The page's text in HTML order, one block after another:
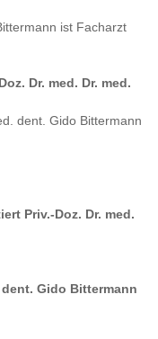
ist Facharzt
Dr. med. Dr. med.
dent. Gido Bittermann
Priv.-Doz. Dr. med.
dent. Gido Bittermann